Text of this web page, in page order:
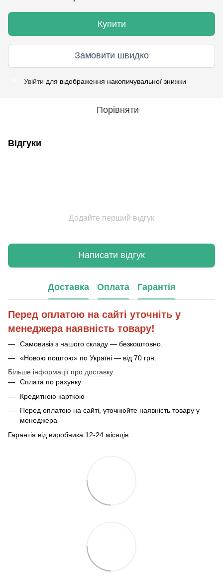
Купити
Замовити швидко
Увійти для відображення накопичувальної знижки
Порівняти
Відгуки
Додайте перший відгук
Написати відгук
Доставка Оплата Гарантія
Перед оплатою на сайті уточніть у
менеджера наявність товару!
Самовивіз з нашого складу — безкоштовно.
«Новою поштою» по Україні — від 70 грн.
Більше інформації про доставку
Сплата по рахунку
Кредитною карткою
Перед оплатою на сайті, уточнюйте наявність товару у
менеджера
Гарантія від виробника 12-24 місяців.